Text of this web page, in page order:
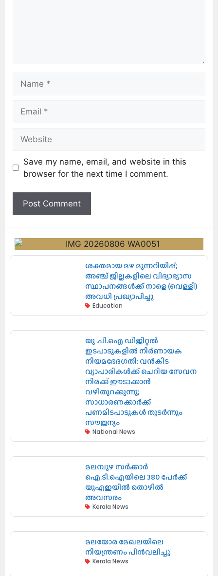
Save my name, email, and website in this
browser for the next time I comment.
ശക്തമായ മഴ മുന്നറിയിപ്പ്;
അഞ്ച് ജില്ലകളിലെ വിദ്യാഭ്യാസ
സ്ഥാപനങ്ങൾക്ക് നാളെ (വെള്ളി)
അവധി പ്രഖ്യാപിച്ചു
Education
യു .പി.ഐ ഡിജിറ്റൽ
ഇടപാടുകളിൽ നിർണായക
നിയമഭേദഗതി: വൻകിട
വ്യാപാരികൾക്ക് ചെറിയ സേവന
നിരക്ക് ഈടാക്കാൻ
വഴിതുറക്കുന്നു;
സാധാരണക്കാർക്ക്
പണമിടപാടുകൾ തുടർന്നും
സൗജന്യം
National News
മലമ്പുഴ സർക്കാർ
ഐ.ടി.ഐയിലെ 380 പേർക്ക്
യുഎഇയിൽ തൊഴിൽ
അവസരം
Kerala News
മലയോര മേഖലയിലെ
നിയന്ത്രണം പിൻവലിച്ചു
Kerala News